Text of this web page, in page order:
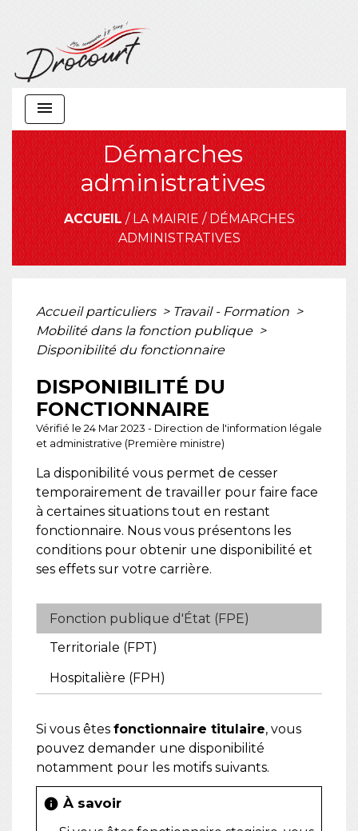
menu
Démarches
administratives
ACCUEIL/LA MAIRIE/DÉMARCHES
ADMINISTRATIVES
Accueil particuliers > Travail - Formation >
Mobilité dans la fonction publique >
Disponibilité du fonctionnaire
DISPONIBILITÉ DU
FONCTIONNAIRE
Vérifié le 24 Mar 2023 - Direction de l'information légale
et administrative (Première ministre)
La disponibilité vous permet de cesser
temporairement de travailler pour faire face
à certaines situations tout en restant
fonctionnaire. Nous vous présentons les
conditions pour obtenir une disponibilité et
ses effets sur votre carrière.
Fonction publique d'État (FPE)
Territoriale (FPT)
Hospitalière (FPH)
Si vous êtes fonctionnaire titulaire, vous
pouvez demander une disponibilité
notamment pour les motifs suivants.
info À savoir